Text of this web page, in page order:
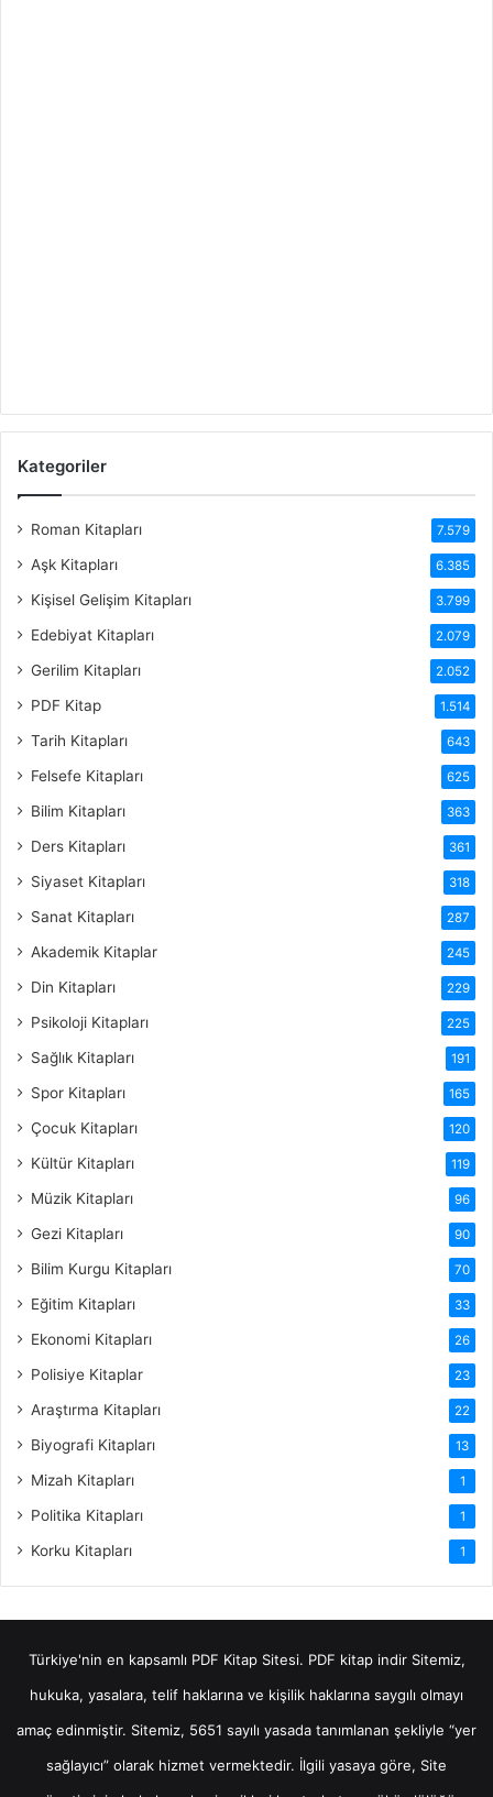
Kategoriler
Roman Kitapları 7.579
Aşk Kitapları 6.385
Kişisel Gelişim Kitapları 3.799
Edebiyat Kitapları 2.079
Gerilim Kitapları 2.052
PDF Kitap 1.514
Tarih Kitapları 643
Felsefe Kitapları 625
Bilim Kitapları 363
Ders Kitapları 361
Siyaset Kitapları 318
Sanat Kitapları 287
Akademik Kitaplar 245
Din Kitapları 229
Psikoloji Kitapları 225
Sağlık Kitapları 191
Spor Kitapları 165
Çocuk Kitapları 120
Kültür Kitapları 119
Müzik Kitapları 96
Gezi Kitapları 90
Bilim Kurgu Kitapları 70
Eğitim Kitapları 33
Ekonomi Kitapları 26
Polisiye Kitaplar 23
Araştırma Kitapları 22
Biyografi Kitapları 13
Mizah Kitapları 1
Politika Kitapları 1
Korku Kitapları 1
Türkiye'nin en kapsamlı PDF Kitap Sitesi. PDF kitap indirSitemiz,
hukuka, yasalara, telif haklarına ve kişilik haklarına saygılı olmayı
amaç edinmiştir. Sitemiz, 5651 sayılı yasada tanımlanan şekliyle “yer
sağlayıcı” olarak hizmet vermektedir. İlgili yasaya göre, Site